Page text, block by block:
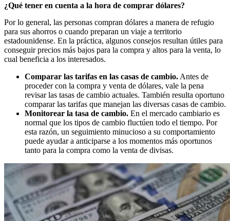
¿Qué tener en cuenta a la hora de comprar dólares?
Por lo general, las personas compran dólares a manera de refugio
para sus ahorros o cuando preparan un viaje a territorio
estadounidense. En la práctica, algunos consejos resultan útiles para
conseguir precios más bajos para la compra y altos para la venta, lo
cual beneficia a los interesados.
Comparar las tarifas en las casas de cambio. Antes de
proceder con la compra y venta de dólares, vale la pena
revisar las tasas de cambio actuales. También resulta oportuno
comparar las tarifas que manejan las diversas casas de cambio.
Monitorear la tasa de cambio. En el mercado cambiario es
normal que los tipos de cambio fluctúen todo el tiempo. Por
esta razón, un seguimiento minucioso a su comportamiento
puede ayudar a anticiparse a los momentos más oportunos
tanto para la compra como la venta de divisas.